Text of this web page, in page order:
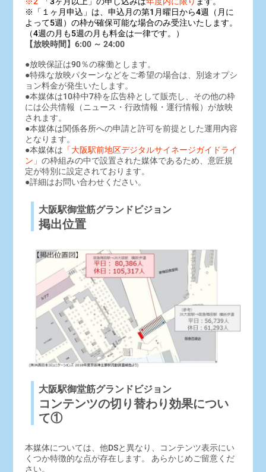
※「１ヶ月申込」は、申込月の第1月曜日から4週（月に
よって5週）の枠が確保可能な場合のみ受注いたします。
（4週の月も5週の月も料金は一律です。）
【放映時間】6:00 ～ 24:00
●放映保証は90％の稼働とします。
●特殊な放映パターンなどをご希望の場合は、別途オプシ
ョン料金が発生いたします。
●本媒体は10枠中7枠を広告枠として販売し、その他の枠
には公共情報 （ニュース・行政情報・運行情報）が放映
されます。
●本媒体は関係各所への申請と許可を前提とした運用内容
となります。
●本媒体は 「大阪駅前地区デジタルサイネージガイドライ
ン」の枠組みの中で設置された媒体であるため、意匠規
定が特別に設定されております。
●詳細はお問い合わせください。
大阪駅御堂筋グランドビジョン
掲出位置
大阪駅御堂筋グランドビジョン
コンテンツの切り替わり効果につい
て①
本媒体については、他DSと異なり、コンテンツ表示にい
くつか特徴的な点が存在します。 あらかじめご留意くだ
さい。